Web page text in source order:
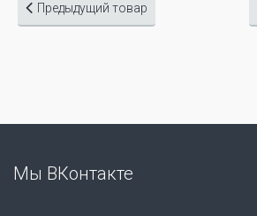
Предыдущий товар
Мы ВКонтакте